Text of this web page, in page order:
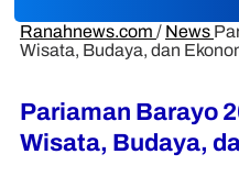
Ranahnews.com / News
Wisata, Budaya, dan
Pariaman Barayo
Wisata, Budaya,